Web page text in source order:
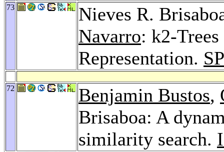
73
Nieves R.
Navarro: k2-
Representation.
72 Benjamin Bustos,
Brisaboa: A
similarity search.